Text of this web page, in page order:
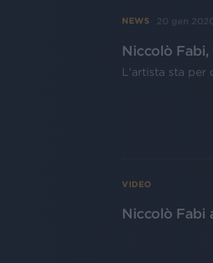
NEWS 20 gen
Niccolò
L'artista sta per
VIDEO
Niccolò Fabi